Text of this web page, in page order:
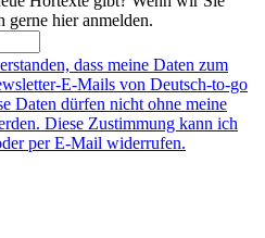
gerne hier anmelden.
dass meine Daten zum
E-Mails von Deutsch-to-go
Daten dürfen nicht ohne meine
Diese Zustimmung kann ich
per E-Mail widerrufen.